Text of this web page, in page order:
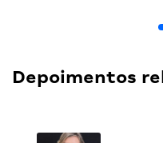
Depoimentos